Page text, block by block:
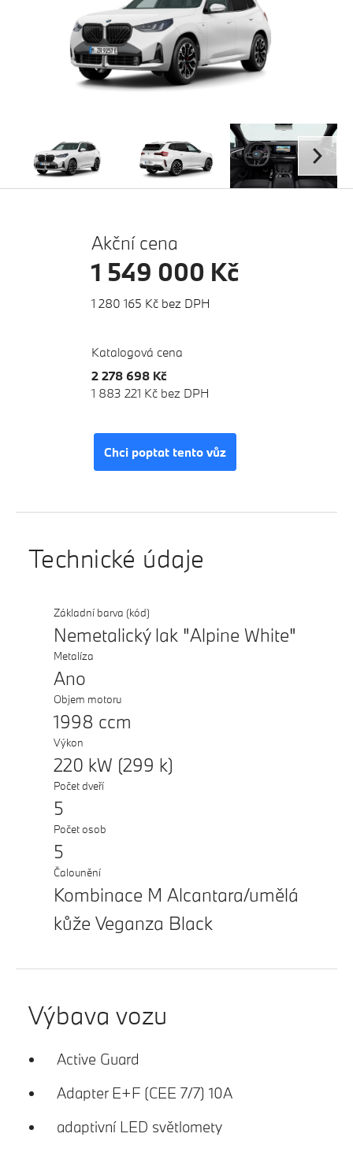
Akční cena
1 549 000 Kč
1 280 165 Kč bez DPH
Katalogová cena
2 278 698 Kč
1 883 221 Kč bez DPH
Chci poptat tento vůz
Technické údaje
Základní barva (kód)
Nemetalický lak "Alpine White"
Metalíza
Ano
Objem motoru
1998 ccm
Výkon
220 kW (299 k)
Počet dveří
5
Počet osob
5
Čalounění
Kombinace M Alcantara/umělá
kůže Veganza Black
Výbava vozu
Active Guard
Adapter E+F (CEE 7/7) 10A
adaptivní LED světlomety